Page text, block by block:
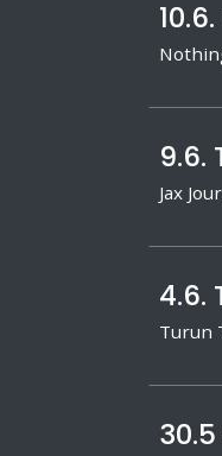
9.6.
Jax
4.6.
Turun
30.5